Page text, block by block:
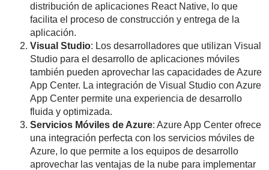
distribución de aplicaciones React Native, lo que
facilita el proceso de construcción y entrega de la
aplicación.
Visual Studio: Los desarrolladores que utilizan Visual
Studio para el desarrollo de aplicaciones móviles
también pueden aprovechar las capacidades de Azure
App Center. La integración de Visual Studio con Azure
App Center permite una experiencia de desarrollo
fluida y optimizada.
Servicios Móviles de Azure: Azure App Center ofrece
una integración perfecta con los servicios móviles de
Azure, lo que permite a los equipos de desarrollo
aprovechar las ventajas de la nube para implementar